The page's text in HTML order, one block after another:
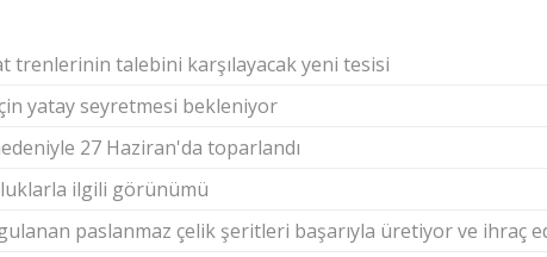
trenlerinin talebini karşılayacak yeni tesisi
yatay seyretmesi bekleniyor
27 Haziran'da toparlandı
ilgili görünümü
paslanmaz çelik şeritleri başarıyla üretiyor ve ihraç